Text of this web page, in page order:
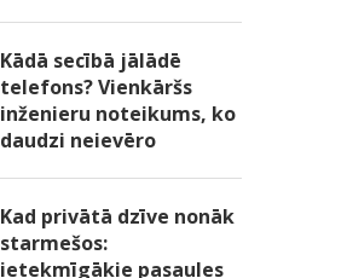
Kādā secībā jālādē
telefons? Vienkāršs
inženieru noteikums, ko
daudzi neievēro
Kad privātā dzīve nonāk
starmešos:
ietekmīgākie pasaules